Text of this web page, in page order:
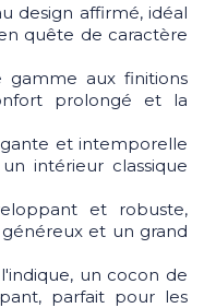
design affirmé, idéal
quête de caractère
aux finitions
prolongé et la
et intemporelle
intérieur classique
et robuste,
et un grand
un cocon de
parfait pour les